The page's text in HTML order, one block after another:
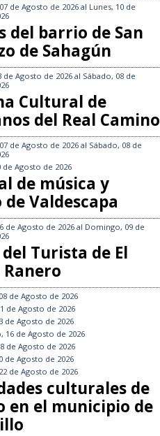
de Agosto de 2026 al Lunes, 10 de
del barrio de San
de Sahagún
de Agosto de 2026 al Sábado, 08 de
Cultural de
del Real Camino
de Agosto de 2026 al Sábado, 08 de
de Agosto de 2026
de música y
Valdescapa
de Agosto de 2026al Domingo, 09 de
Turista de El
de Agosto de 2026
de Agosto de 2026
de Agosto de 2026
16 de Agosto de 2026
de Agosto de 2026
de Agosto de 2026
de Agosto de 2026
culturales de
en el municipio de